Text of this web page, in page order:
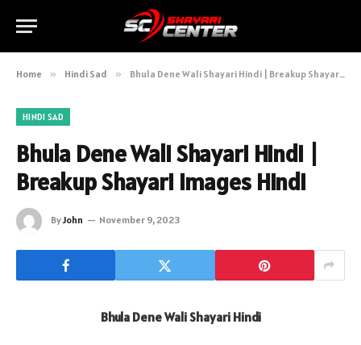
Home » Hindi Sad » Bhula Dene Wali Shayari Hindi | Breakup Shayari Images Hindi
HINDI SAD
Bhula Dene Wali Shayari Hindi |
Breakup Shayari Images Hindi
ByJohn November 9, 2023
Bhula Dene Wali Shayari Hindi